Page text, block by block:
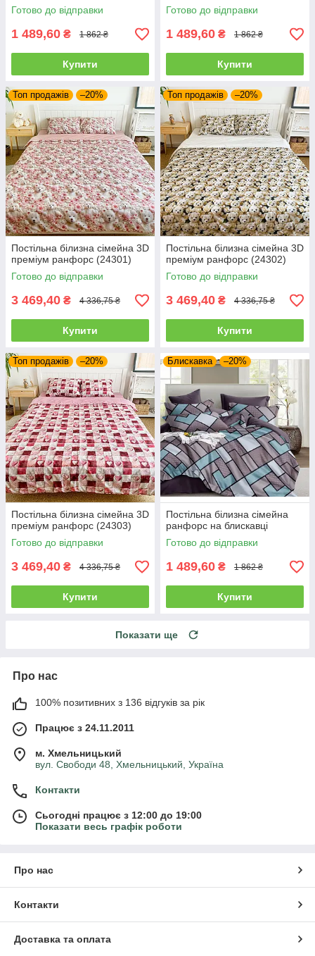
Готово до відправки
1 489,60 ₴ 1 862 ₴
Купити
Готово до відправки
1 489,60 ₴ 1 862 ₴
Купити
Топ продажів –20%
Постільна білизна сімейна 3D
преміум ранфорс (24301)
Готово до відправки
3 469,40 ₴ 4 336,75 ₴
Купити
Топ продажів –20%
Постільна білизна сімейна 3D
преміум ранфорс (24302)
Готово до відправки
3 469,40 ₴ 4 336,75 ₴
Купити
Топ продажів –20%
Постільна білизна сімейна 3D
преміум ранфорс (24303)
Готово до відправки
3 469,40 ₴ 4 336,75 ₴
Купити
Блискавка –20%
Постільна білизна сімейна
ранфорс на блискавці
Готово до відправки
1 489,60 ₴ 1 862 ₴
Купити
Показати ще
Про нас
100% позитивних з 136 відгуків за рік
Працює з 24.11.2011
м. Хмельницький
вул. Свободи 48, Хмельницький, Україна
Контакти
Сьогодні працює з 12:00 до 19:00
Показати весь графік роботи
Про нас
Контакти
Доставка та оплата